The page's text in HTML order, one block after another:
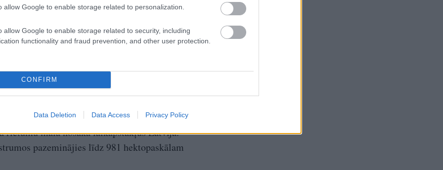
allow Google to enable storage related to personalization.
allow Google to enable storage related to security, including
functionality and fraud prevention, and other user protection.
CONFIRM
Data Deletion Data Access Privacy Policy
vējš kļūs lēnāks, starp mākoņiem
svārstīsies ap nulli.
rietumu mala nosaka laikapstākļus Latvijā.
pazeminājies līdz 981 hektopaskālam